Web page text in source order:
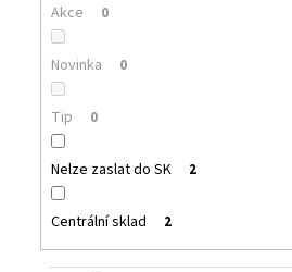
Akce 0
Novinka 0
Tip 0
Nelze zaslat do SK 2
Centrální sklad 2
DEKANG
DESERT
SHIP
10ML
6MG
Původně: